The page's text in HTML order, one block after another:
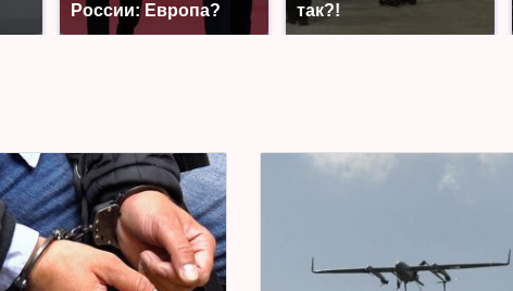
России: Европа?
так?!